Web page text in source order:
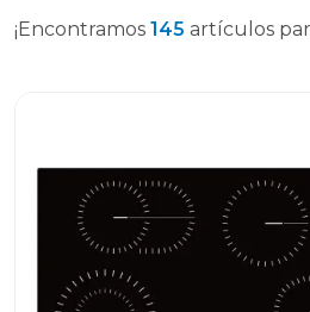
¡Encontramos 145 artículos